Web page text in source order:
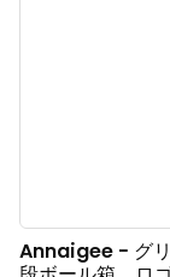
Annaigee - グリ